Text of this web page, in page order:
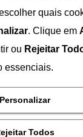
inovação, é a
a forma
Política de
quais
. Clique em
ou Rejeitar
essenciais.
Personalizar
Todos